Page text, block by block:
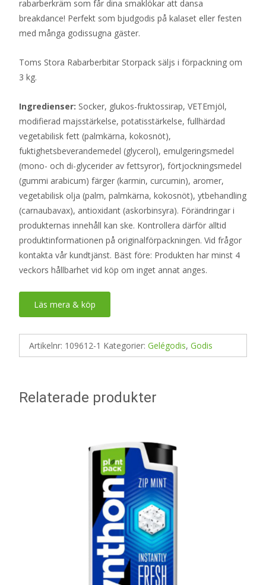
rabarberkräm som får dina smaklökar att dansa
breakdance! Perfekt som bjudgodis på kalaset eller festen
med många godissugna gäster.
Toms Stora Rabarberbitar Storpack säljs i förpackning om
3 kg.
Ingredienser: Socker, glukos-fruktossirap, VETEmjöl,
modifierad majsstärkelse, potatisstärkelse, fullhärdad
vegetabilisk fett (palmkärna, kokosnöt),
fuktighetsbeverandemedel (glycerol), emulgeringsmedel
(mono- och di-glycerider av fettsyror), förtjockningsmedel
(gummi arabicum) färger (karmin, curcumin), aromer,
vegetabilisk olja (palm, palmkärna, kokosnöt), ytbehandling
(carnaubavax), antioxidant (askorbinsyra). Förändringar i
produkternas innehåll kan ske. Kontrollera därför alltid
produktinformationen på originalförpackningen. Vid frågor
kontakta vår kundtjänst. Bäst före: Produkten har minst 4
veckors hållbarhet vid köp om inget annat anges.
Läs mera & köp
Artikelnr: 109612-1 Kategorier: Gelégodis, Godis
Relaterade produkter